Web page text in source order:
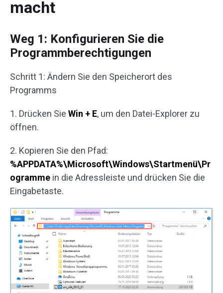
macht
Weg 1: Konfigurieren Sie die
Programmberechtigungen
Schritt 1: Ändern Sie den Speicherort des
Programms
1. Drücken Sie Win + E, um den Datei-Explorer zu
öffnen.
2. Kopieren Sie den Pfad:
%APPDATA%\Microsoft\Windows\Startmenü\Pr
ogramme in die Adressleiste und drücken Sie die
Eingabetaste.